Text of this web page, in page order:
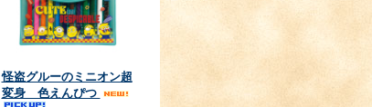
怪盗グルーのミニオン超
変身 色えんぴつ